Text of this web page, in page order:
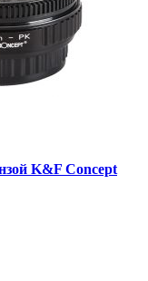
K&F Concept